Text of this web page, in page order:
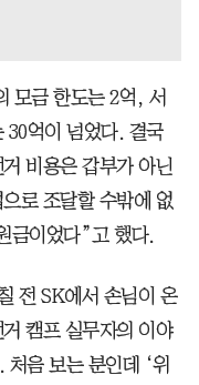
모금 한도는 2억, 서
30억이 넘었다. 결국
비용은 갑부가 아닌
로 조달할 수밖에 없
금이었다”고 했다.
전 SK에서 손님이 온
캠프 실무자의 이야
음 보는 분인데 ‘위